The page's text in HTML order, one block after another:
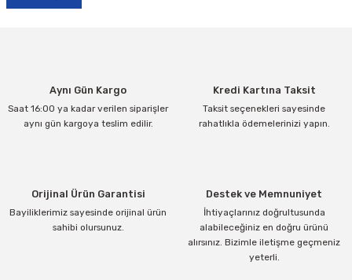
Aynı Gün Kargo
Saat 16:00 ya kadar verilen siparişler
aynı gün kargoya teslim edilir.
Kredi Kartına Taksit
Taksit seçenekleri sayesinde
rahatlıkla ödemelerinizi yapın.
Orijinal Ürün Garantisi
Bayiliklerimiz sayesinde orijinal ürün
sahibi olursunuz.
Destek ve Memnuniyet
İhtiyaçlarınız doğrultusunda
alabileceğiniz en doğru ürünü
alırsınız. Bizimle iletişme geçmeniz
yeterli.